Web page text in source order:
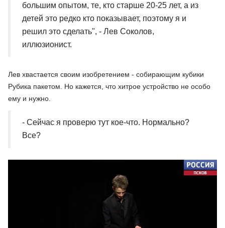
большим опытом, те, кто старше 20-25 лет, а из
детей это редко кто показывает, поэтому я и
решил это сделать", - Лев Соколов,
иллюзионист.
Лев хвастается своим изобретением - собирающим кубики
Рубика пакетом. Но кажется, что хитрое устройство не особо
ему и нужно.
- Сейчас я проверю тут кое-что. Нормально?
Все?